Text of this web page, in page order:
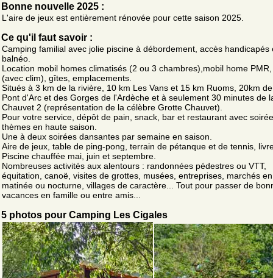
Bonne nouvelle 2025 :
L'aire de jeux est entièrement rénovée pour cette saison 2025.
Ce qu'il faut savoir :
Camping familial avec jolie piscine à débordement, accès handicapés
balnéo.
Location mobil homes climatisés (2 ou 3 chambres),mobil home
(avec clim), gîtes, emplacements.
Situés à 3 km de la rivière, 10 km Les Vans et 15 km Ruoms, 20km
Pont d'Arc et des Gorges de l'Ardèche et à seulement 30 minutes de
Chauvet 2 (représentation de la célèbre Grotte Chauvet).
Pour votre service, dépôt de pain, snack, bar et restaurant avec
thèmes en haute saison.
Une à deux soirées dansantes par semaine en saison.
Aire de jeux, table de ping-pong, terrain de pétanque et de tennis,
Piscine chauffée mai, juin et septembre.
Nombreuses activités aux alentours : randonnées pédestres ou VTT,
équitation, canoë, visites de grottes, musées, entreprises, marchés en
matinée ou nocturne, villages de caractère... Tout pour passer de
vacances en famille ou entre amis...
5 photos pour Camping Les Cigales